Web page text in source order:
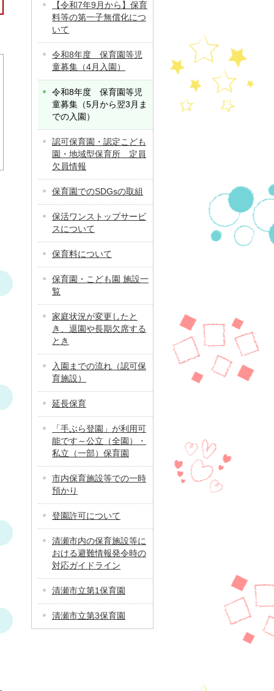
【令和7年9月から】保育
料等の第一子無償化につ
いて
令和8年度 保育園等児
童募集（4月入園）
令和8年度 保育園等児
童募集（5月から翌3月ま
での入園）
認可保育園・認定こども
園・地域型保育所 定員
欠員情報
保育園でのSDGsの取組
保活ワンストップサービ
スについて
保育料について
保育園・こども園 施設一
覧
家庭状況が変更したと
き、退園や長期欠席する
とき
入園までの流れ（認可保
育施設）
延長保育
「手ぶら登園」が利用可
能です～公立（全園）・
私立（一部）保育園
市内保育施設等での一時
預かり
登園許可について
清瀬市内の保育施設等に
おける避難情報発令時の
対応ガイドライン
清瀬市立第1保育園
清瀬市立第3保育園